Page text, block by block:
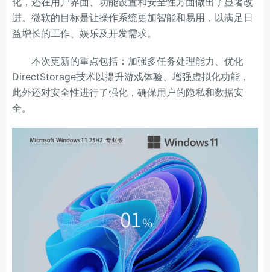
进。微软的目标是让操作系统更加智能和易用，以满足日
益增长的工作、娱乐及开发需求。
本次更新的重点包括：加强多任务处理能力、优化
DirectStorage技术以提升游戏体验、增强虚拟化功能，
此外还对安全性进行了强化，确保用户的隐私和数据安
全。